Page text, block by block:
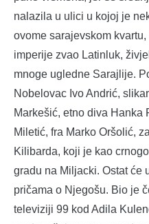
nalazila u ulici u kojoj je
ovome sarajevskom
imperije zvao Latinluk,
mnoge ugledne Sarajlije.
Nobelovac Ivo Andrić,
Markešić, etno diva Hanka
Miletić, fra Marko Oršolić,
Kilibarda, koji je kao
gradu na Miljacki. Ostat će
pričama o Njegošu. Bio je
televiziji 99 kod Adila